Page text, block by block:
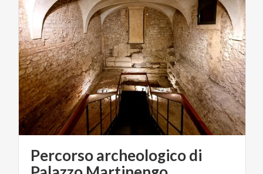
Percorso archeologico di